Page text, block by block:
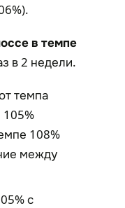
в темпе
в 2 недели.
темпа
108%
между
с